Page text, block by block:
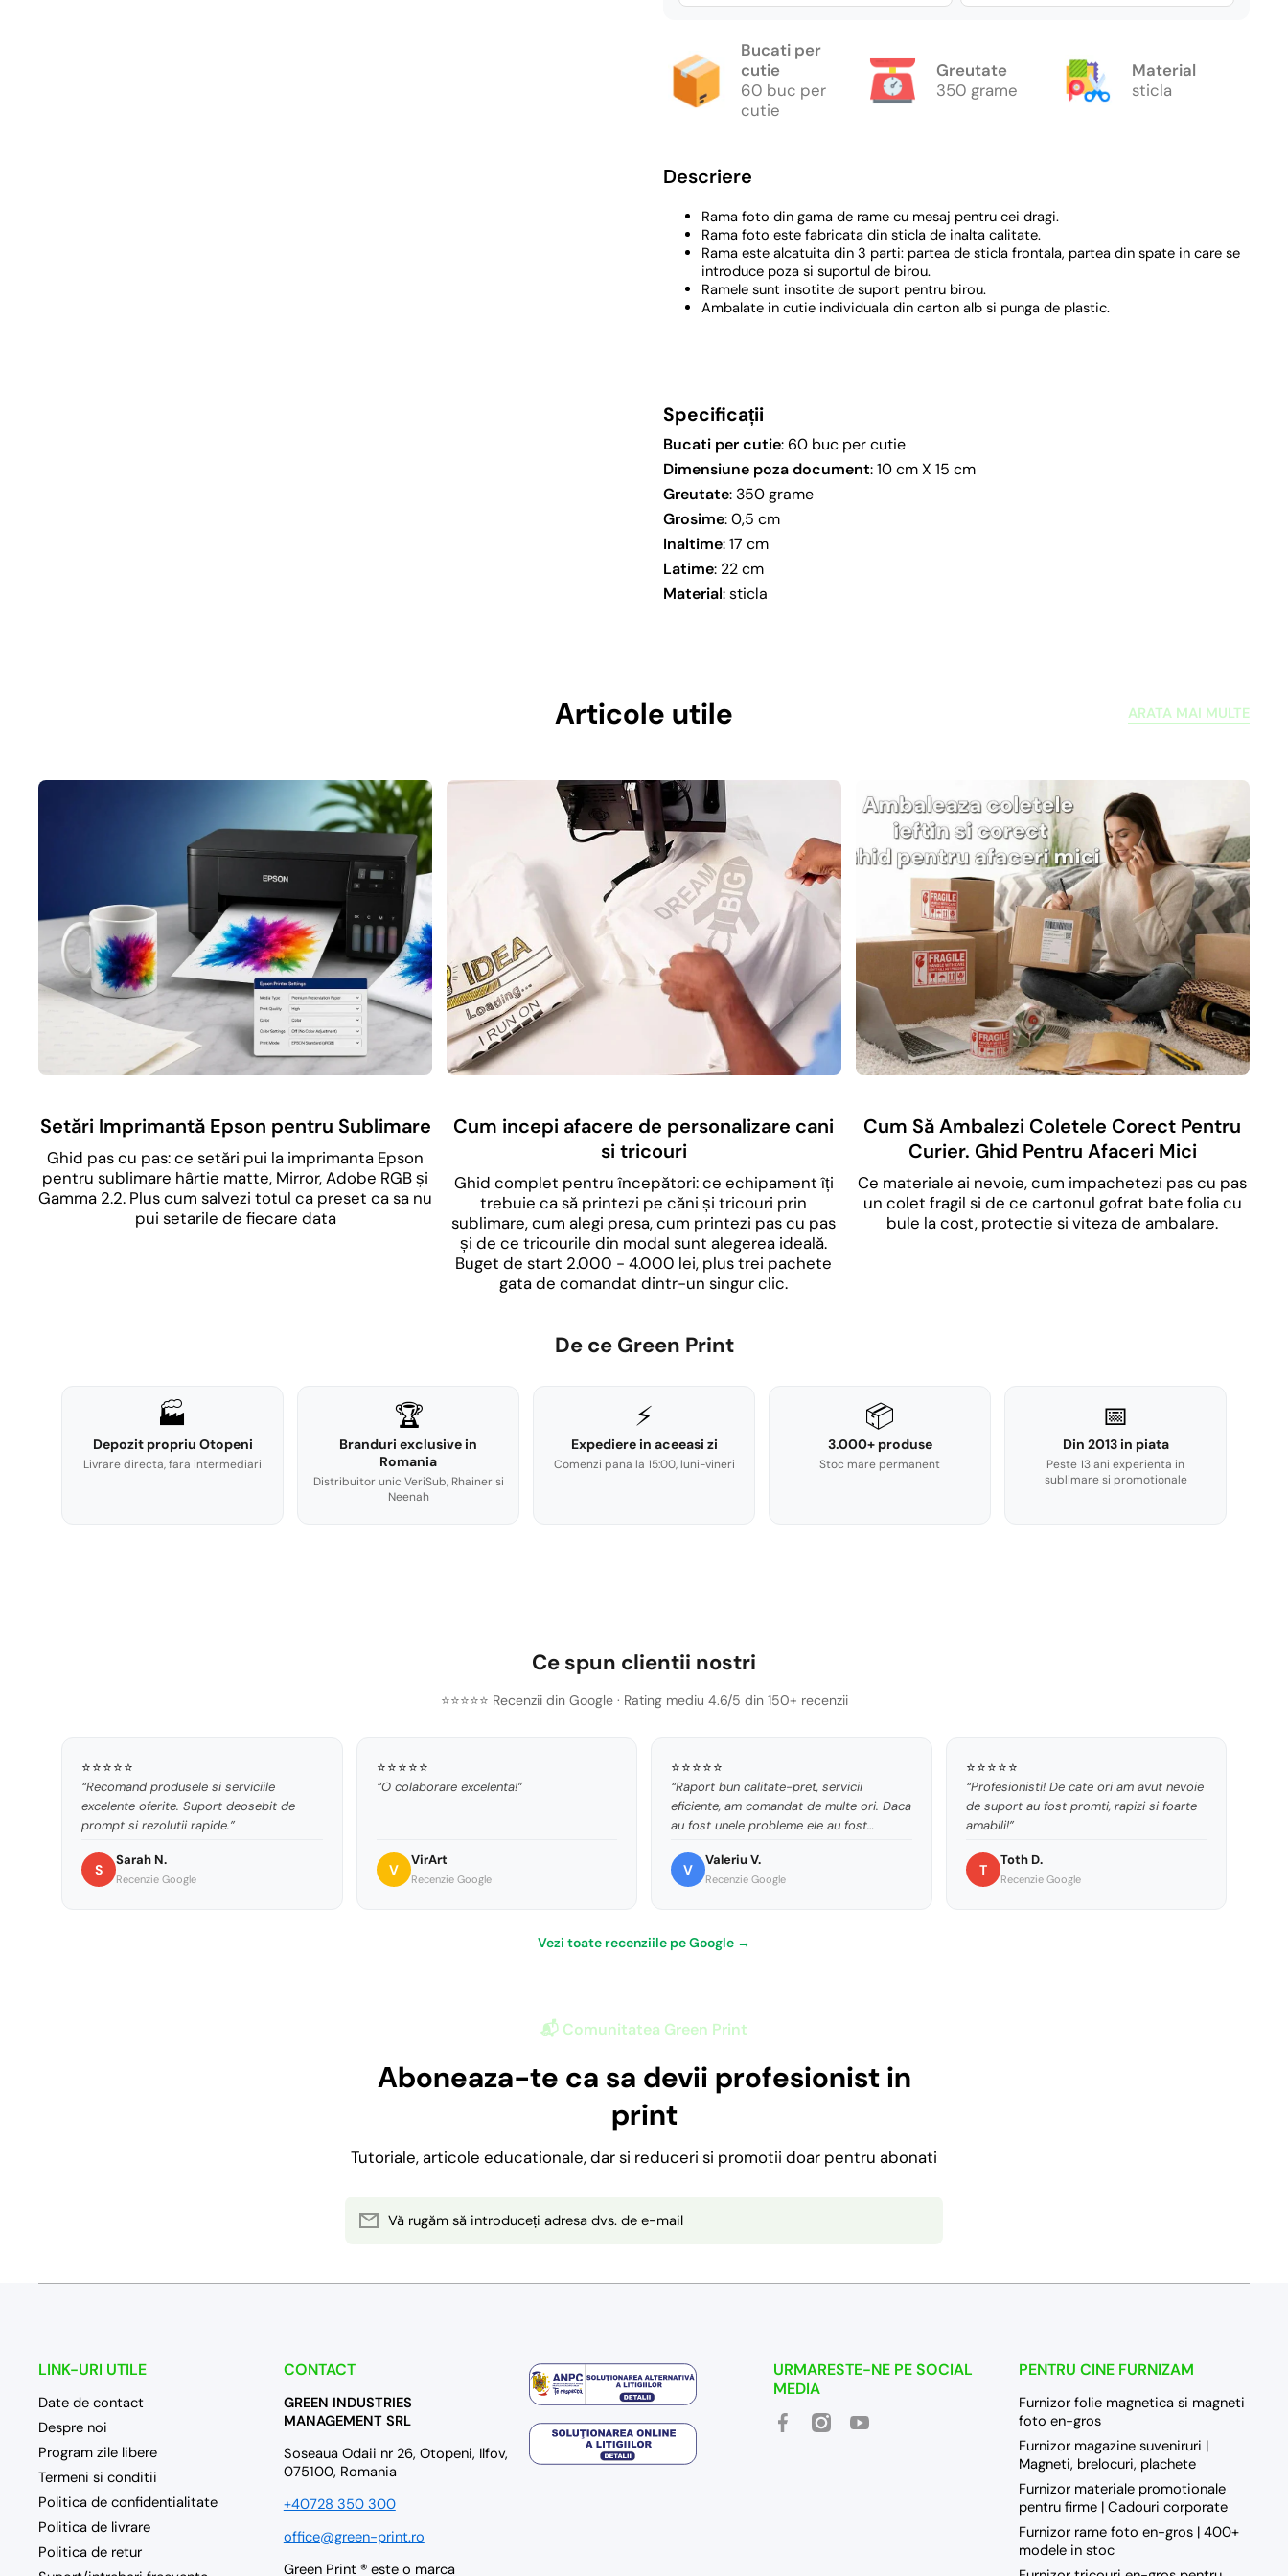
Bucati per
cutie
60 buc per
cutie
Greutate
350 grame
Material
sticla
Descriere
Rama foto din gama de rame cu mesaj pentru cei dragi.
Rama foto este fabricata din sticla de inalta calitate.
Rama este alcatuita din 3 parti: partea de sticla frontala, partea din spate in care se
introduce poza si suportul de birou.
Ramele sunt insotite de suport pentru birou.
Ambalate in cutie individuala din carton alb si punga de plastic.
Specificații
Bucati per cutie: 60 buc per cutie
Dimensiune poza document: 10 cm X 15 cm
Greutate: 350 grame
Grosime: 0,5 cm
Inaltime: 17 cm
Latime: 22 cm
Material: sticla
Articole utile
Setări Imprimantă Epson pentru Sublimare
Ghid pas cu pas: ce setări pui la imprimanta Epson
pentru sublimare hârtie matte, Mirror, Adobe RGB și
Gamma 2.2. Plus cum salvezi totul ca preset ca sa nu
pui setarile de fiecare data
Cum incepi afacere de personalizare cani
si tricouri
Ghid complet pentru începători: ce echipament îți
trebuie ca să printezi pe căni și tricouri prin
sublimare, cum alegi presa, cum printezi pas cu pas
și de ce tricourile din modal sunt alegerea ideală.
Buget de start 2.000 - 4.000 lei, plus trei pachete
gata de comandat dintr-un singur clic.
Cum Să Ambalezi Coletele Corect Pentru
Curier. Ghid Pentru Afaceri Mici
Ce materiale ai nevoie, cum impachetezi pas cu pas
un colet fragil si de ce cartonul gofrat bate folia cu
bule la cost, protectie si viteza de ambalare.
ARATA MAI MULTE
De ce Green Print
🏭
Depozit propriu Otopeni
Livrare directa, fara intermediari
🏆
Branduri exclusive in
Romania
Distribuitor unic VeriSub, Rhainer si
Neenah
⚡
Expediere in aceeasi zi
Comenzi pana la 15:00, luni-vineri
📦
3.000+ produse
Stoc mare permanent
📅
Din 2013 in piata
Peste 13 ani experienta in
sublimare si promotionale
Ce spun clientii nostri
⭐⭐⭐⭐⭐ Recenzii din Google · Rating mediu 4.6/5 din 150+ recenzii
⭐⭐⭐⭐⭐
“Recomand produsele si serviciile
excelente oferite. Suport deosebit de
prompt si rezolutii rapide.”
S
Sarah N.
Recenzie Google
⭐⭐⭐⭐⭐
“O colaborare excelenta!”
V
VirArt
Recenzie Google
⭐⭐⭐⭐⭐
“Raport bun calitate-pret, servicii
eficiente, am comandat de multe ori. Daca
au fost unele probleme ele au fost
Green Print!”
V
Valeriu V.
Recenzie Google
⭐⭐⭐⭐⭐
“Profesionisti! De cate ori am avut nevoie
de suport au fost promti, rapizi si foarte
amabili!”
T
Toth D.
Recenzie Google
Vezi toate recenziile pe Google →
📬 Comunitatea Green Print
Aboneaza-te ca sa devii profesionist in
print
Tutoriale, articole educationale, dar si reduceri si promotii doar pentru abonati
Vă rugăm să introduceți adresa dvs. de e-mail
LINK-URI UTILE
Date de contact
Despre noi
Program zile libere
Termeni si conditii
Politica de confidentialitate
Politica de livrare
Politica de retur
CONTACT
GREEN INDUSTRIES
MANAGEMENT SRL
Soseaua Odaii nr 26, Otopeni, Ilfov,
075100, Romania
+40728 350 300
office@green-print.ro
Green Print ® este o marca
URMARESTE-NE PE SOCIAL
MEDIA
facebookcom/greenprint0/
instagramcom/greenprintro/
youtubecom/channel/UC5h4bHF9xqebc7LLkqwoWmw/videos
wame/40728350300
PENTRU CINE FURNIZAM
Furnizor folie magnetica si magneti
foto en-gros
Furnizor magazine suveniruri |
Magneti, brelocuri, plachete
Furnizor materiale promotionale
pentru firme | Cadouri corporate
Furnizor rame foto en-gros | 400+
modele in stoc